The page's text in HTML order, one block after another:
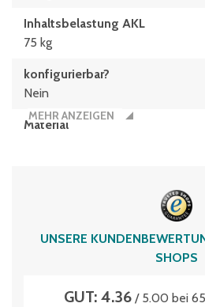
Inhaltsbelastung AKL
75 kg
konfigurierbar?
Nein
Material
55 Liter
MEHR ANZEIGEN
UNSERE
SHOPS
GUT: 4.36/ 5.00 bei